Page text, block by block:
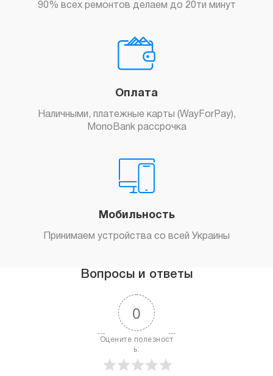
90% всех ремонтов делаем до 20ти минут
Оплата
Наличными, платежные карты (WayForPay),
MonoBank рассрочка
Мобильность
Принимаем устройства со всей Украины
Вопросы и ответы
0
Оцените полезност
ь: